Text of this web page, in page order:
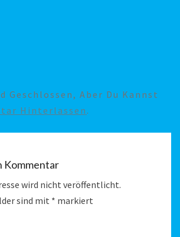
Geschlossen, Aber Du Kannst
Hinterlassen .
Kommentar
wird nicht veröffentlicht.
sind mit * markiert